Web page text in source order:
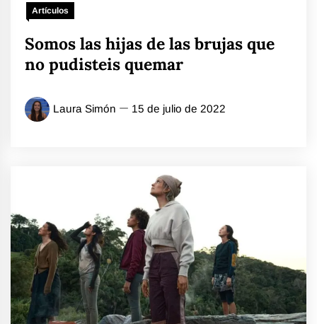
Artículos
Somos las hijas de las brujas que
no pudisteis quemar
Laura Simón 15 de julio de 2022